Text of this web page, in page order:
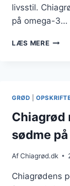
livsstil.
på omega-3…
LÆS MERE
GRØD |
Chiagrød
sødme
AfChiagrød.dk
Chiagrødens